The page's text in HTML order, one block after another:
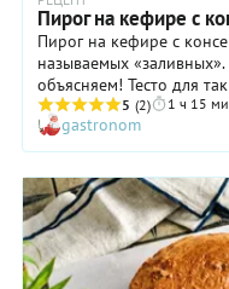
Пирог на кефире с
Пирог на кефире с
называемых
объясняем! Тесто для
потому оно не
выливается: часть — в
Которая, кстати,
основу ее составляют
начинке пряный вкус и
очень нежную текстуру.
рецепт, который
первой же возможности!
5 (2) 1 ч 15
gastronom